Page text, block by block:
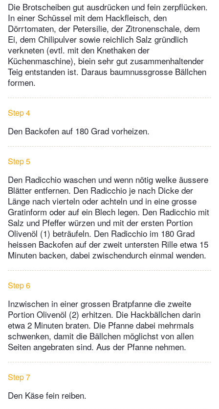
Die Brotscheiben gut ausdrücken und fein zerpflücken.
In einer Schüssel mit dem Hackfleisch, den
Dörrtomaten, der Petersilie, der Zitronenschale, dem
Ei, dem Chilipulver sowie reichlich Salz gründlich
verkneten (evtl. mit den Knethaken der
Küchenmaschine), biein sehr gut zusammenhaltender
Teig entstanden ist. Daraus baumnussgrosse Bällchen
formen.
Step 4
Den Backofen auf 180 Grad vorheizen.
Step 5
Den Radicchio waschen und wenn nötig welke äussere
Blätter entfernen. Den Radicchio je nach Dicke der
Länge nach vierteln oder achteln und in eine grosse
Gratinform oder auf ein Blech legen. Den Radicchio mit
Salz und Pfeffer würzen und mit der ersten Portion
Olivenöl (1) beträufeln. Den Radicchio im 180 Grad
heissen Backofen auf der zweit untersten Rille etwa 15
Minuten backen, dabei zwischendurch einmal wenden.
Step 6
Inzwischen in einer grossen Bratpfanne die zweite
Portion Olivenöl (2) erhitzen. Die Hackbällchen darin
etwa 2 Minuten braten. Die Pfanne dabei mehrmals
schwenken, damit die Bällchen möglichst von allen
Seiten angebraten sind. Aus der Pfanne nehmen.
Step 7
Den Käse fein reiben.